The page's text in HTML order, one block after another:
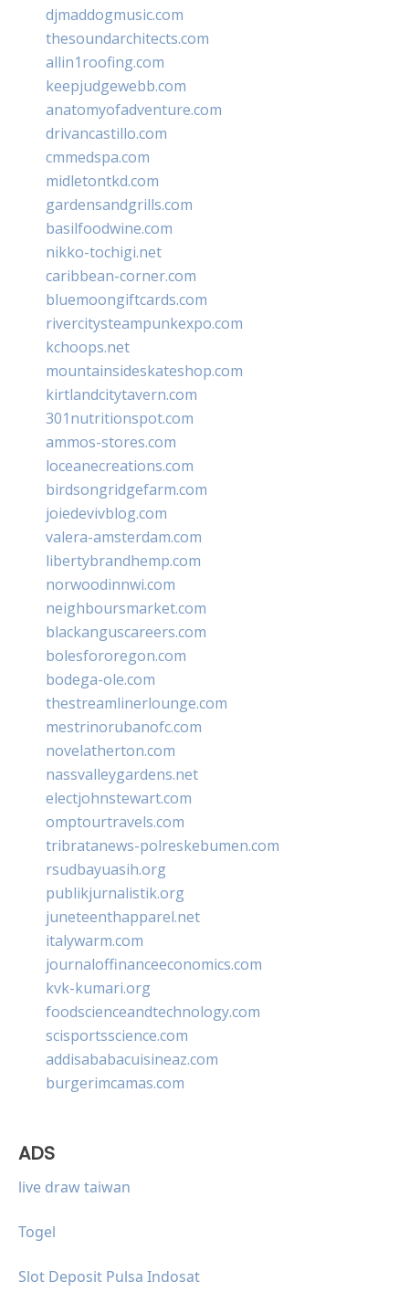
djmaddogmusic.com
thesoundarchitects.com
allin1roofing.com
keepjudgewebb.com
anatomyofadventure.com
drivancastillo.com
cmmedspa.com
midletontkd.com
gardensandgrills.com
basilfoodwine.com
nikko-tochigi.net
caribbean-corner.com
bluemoongiftcards.com
rivercitysteampunkexpo.com
kchoops.net
mountainsideskateshop.com
kirtlandcitytavern.com
301nutritionspot.com
ammos-stores.com
loceanecreations.com
birdsongridgefarm.com
joiedevivblog.com
valera-amsterdam.com
libertybrandhemp.com
norwoodinnwi.com
neighboursmarket.com
blackanguscareers.com
bolesfororegon.com
bodega-ole.com
thestreamlinerlounge.com
mestrinorubanofc.com
novelatherton.com
nassvalleygardens.net
electjohnstewart.com
omptourtravels.com
tribratanews-polreskebumen.com
rsudbayuasih.org
publikjurnalistik.org
juneteenthapparel.net
italywarm.com
journaloffinanceeconomics.com
kvk-kumari.org
foodscienceandtechnology.com
scisportsscience.com
addisababacuisineaz.com
burgerimcamas.com
ADS
live draw taiwan
Togel
Slot Deposit Pulsa Indosat